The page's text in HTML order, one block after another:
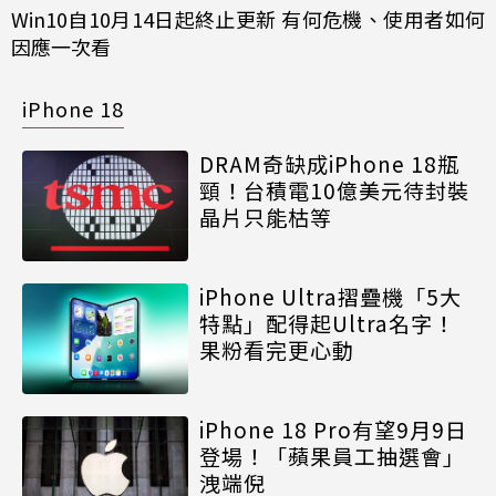
Win10自10月14日起終止更新 有何危機、使用者如何
因應一次看
iPhone 18
DRAM奇缺成iPhone 18瓶
頸！台積電10億美元待封裝
晶片只能枯等
iPhone Ultra摺疊機「5大
特點」配得起Ultra名字！
果粉看完更心動
iPhone 18 Pro有望9月9日
登場！「蘋果員工抽選會」
洩端倪